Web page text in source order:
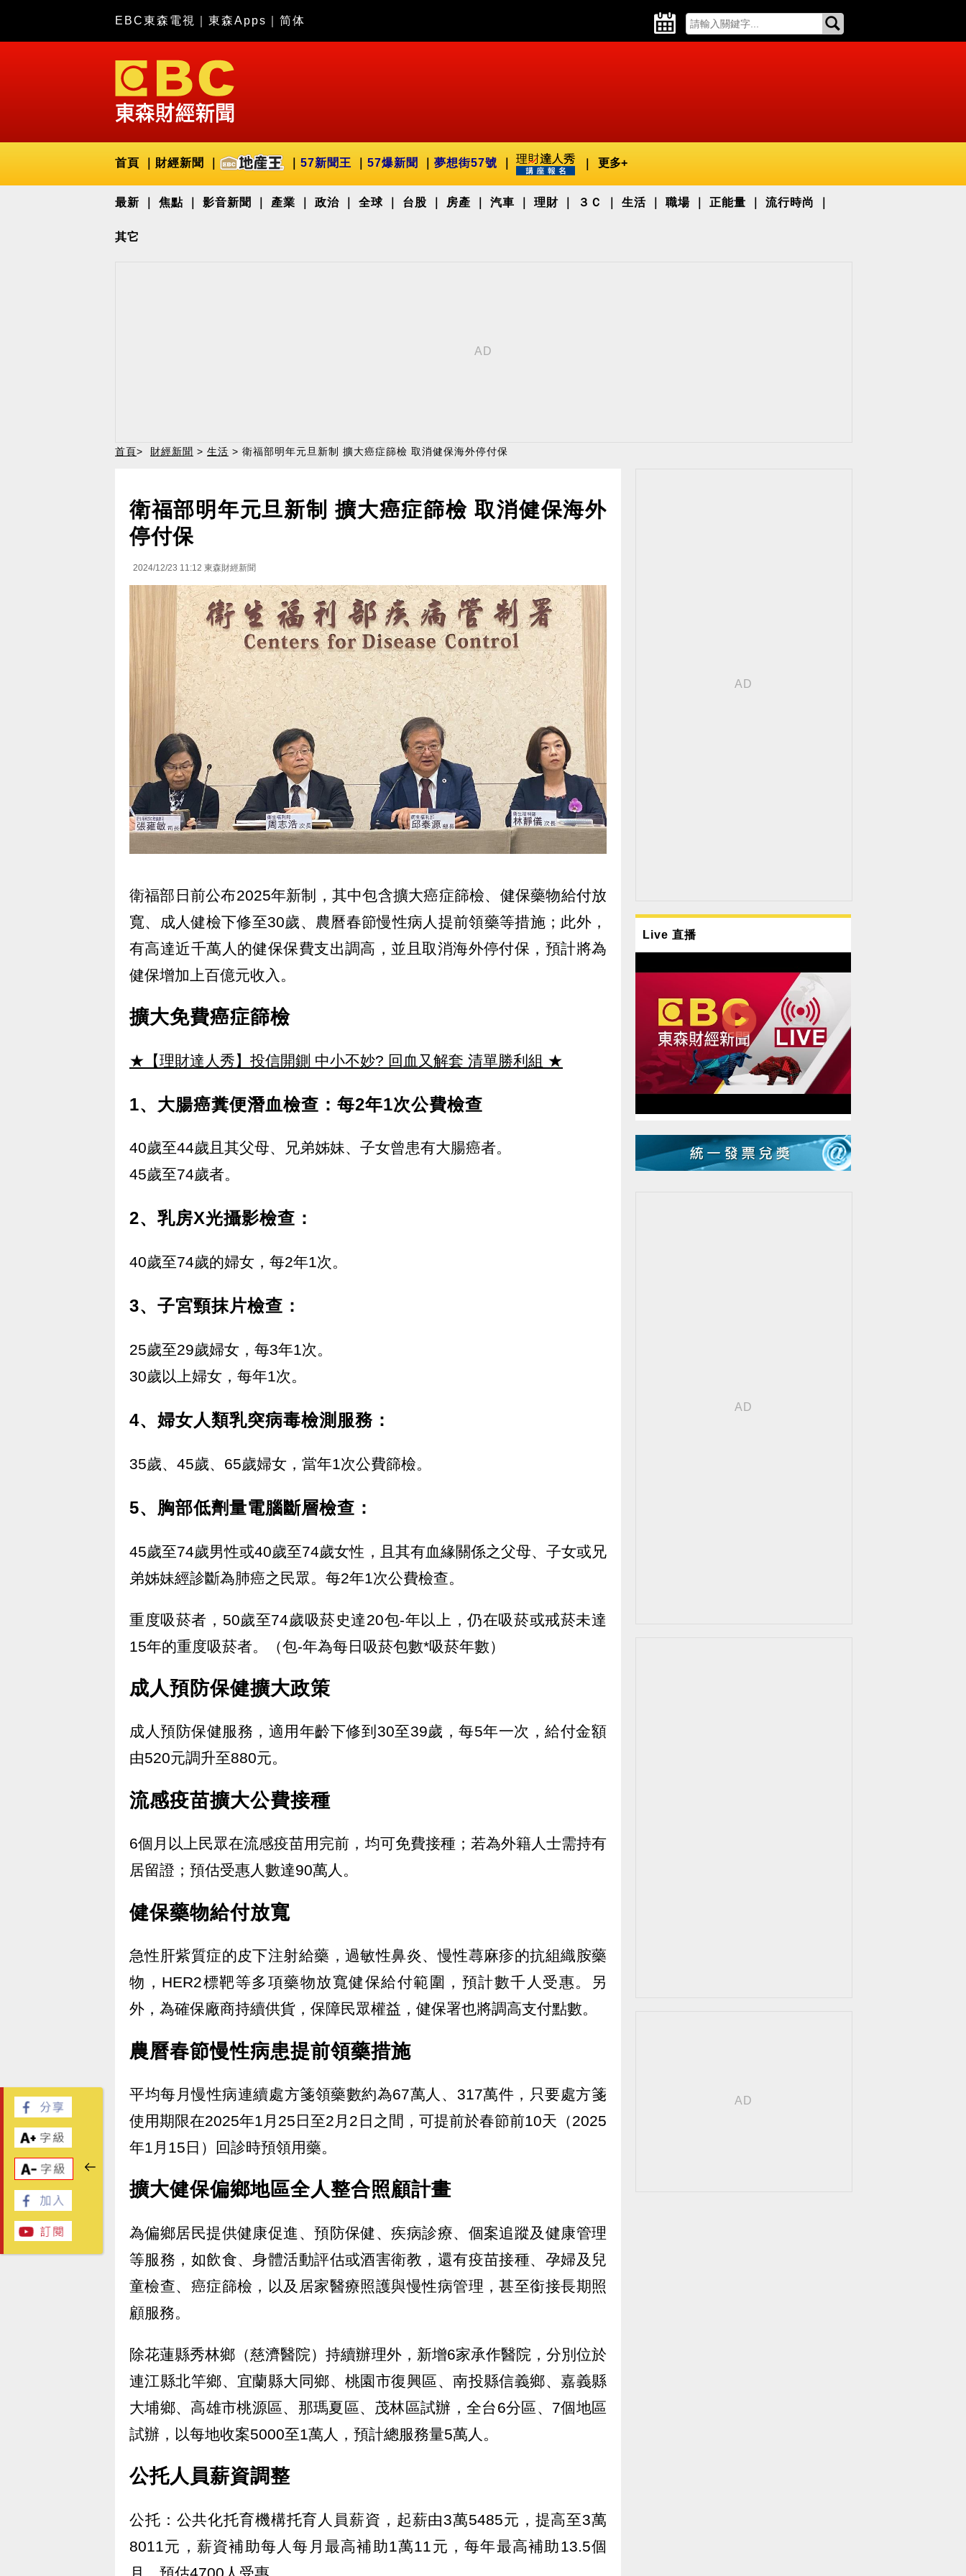
EBC東森電視 東森Apps 简体
首頁 財經新聞 57新聞王 57爆新聞 夢想街57號 更多+
最新 焦點 影音新聞 產業 政治 全球 台股 房產 汽車 理財 ３Ｃ 生活 職場 正能量 流行時尚
其它
首頁> 財經新聞 > 生活 > 衛福部明年元旦新制 擴大癌症篩檢 取消健保海外停付保
衛福部明年元旦新制 擴大癌症篩檢 取消健保海外
停付保
2024/12/23 11:12 東森財經新聞
衛福部日前公布2025年新制，其中包含擴大癌症篩檢、健保藥物給付放
寬、成人健檢下修至30歲、農曆春節慢性病人提前領藥等措施；此外，
有高達近千萬人的健保保費支出調高，並且取消海外停付保，預計將為
健保增加上百億元收入。
擴大免費癌症篩檢
★【理財達人秀】投信開鍘 中小不妙? 回血又解套 清單勝利組 ★
1、大腸癌糞便潛血檢查：每2年1次公費檢查
40歲至44歲且其父母、兄弟姊妹、子女曾患有大腸癌者。
45歲至74歲者。
2、乳房X光攝影檢查：
40歲至74歲的婦女，每2年1次。
3、子宮頸抹片檢查：
25歲至29歲婦女，每3年1次。
30歲以上婦女，每年1次。
4、婦女人類乳突病毒檢測服務：
35歲、45歲、65歲婦女，當年1次公費篩檢。
5、胸部低劑量電腦斷層檢查：
45歲至74歲男性或40歲至74歲女性，且其有血緣關係之父母、子女或兄
弟姊妹經診斷為肺癌之民眾。每2年1次公費檢查。
重度吸菸者，50歲至74歲吸菸史達20包-年以上，仍在吸菸或戒菸未達
15年的重度吸菸者。（包-年為每日吸菸包數*吸菸年數）
成人預防保健擴大政策
成人預防保健服務，適用年齡下修到30至39歲，每5年一次，給付金額
由520元調升至880元。
流感疫苗擴大公費接種
6個月以上民眾在流感疫苗用完前，均可免費接種；若為外籍人士需持有
居留證；預估受惠人數達90萬人。
健保藥物給付放寬
急性肝紫質症的皮下注射給藥，過敏性鼻炎、慢性蕁麻疹的抗組織胺藥
物，HER2標靶等多項藥物放寬健保給付範圍，預計數千人受惠。另
外，為確保廠商持續供貨，保障民眾權益，健保署也將調高支付點數。
農曆春節慢性病患提前領藥措施
平均每月慢性病連續處方箋領藥數約為67萬人、317萬件，只要處方箋
使用期限在2025年1月25日至2月2日之間，可提前於春節前10天（2025
年1月15日）回診時預領用藥。
擴大健保偏鄉地區全人整合照顧計畫
為偏鄉居民提供健康促進、預防保健、疾病診療、個案追蹤及健康管理
等服務，如飲食、身體活動評估或酒害衛教，還有疫苗接種、孕婦及兒
童檢查、癌症篩檢，以及居家醫療照護與慢性病管理，甚至銜接長期照
顧服務。
除花蓮縣秀林鄉（慈濟醫院）持續辦理外，新增6家承作醫院，分別位於
連江縣北竿鄉、宜蘭縣大同鄉、桃園市復興區、南投縣信義鄉、嘉義縣
大埔鄉、高雄市桃源區、那瑪夏區、茂林區試辦，全台6分區、7個地區
試辦，以每地收案5000至1萬人，預計總服務量5萬人。
公托人員薪資調整
公托：公共化托育機構托育人員薪資，起薪由3萬5485元，提高至3萬
8011元，薪資補助每人每月最高補助1萬11元，每年最高補助13.5個
月，預估4700人受惠。
Live 直播